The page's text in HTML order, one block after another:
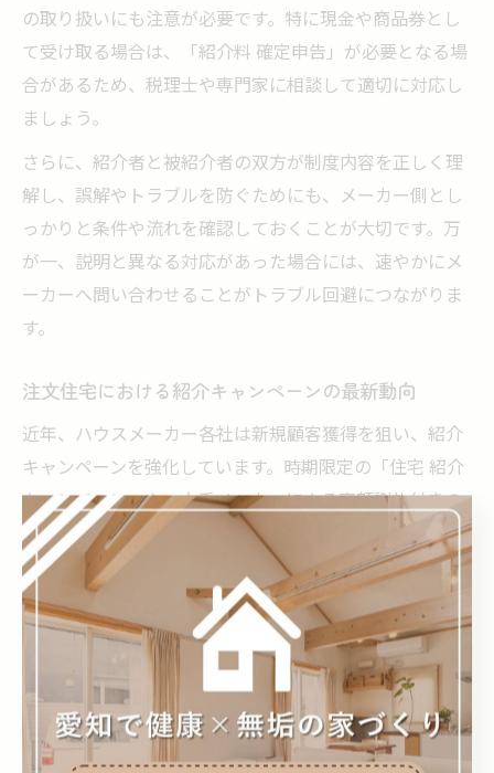
の取り扱いにも注意が必要です。特に現金や商品券とし
て受け取る場合は、「紹介料 確定申告」が必要となる場
合があるため、税理士や専門家に相談して適切に対応し
ましょう。
さらに、紹介者と被紹介者の双方が制度内容を正しく理
解し、誤解やトラブルを防ぐためにも、メーカー側とし
っかりと条件や流れを確認しておくことが大切です。万
が一、説明と異なる対応があった場合には、速やかにメ
ーカーへ問い合わせることがトラブル回避につながりま
す。
注文住宅における紹介キャンペーンの最新動向
近年、ハウスメーカー各社は新規顧客獲得を狙い、紹介
キャンペーンを強化しています。時期限定の「住宅 紹介
キャンペーン」や、大手メーカーによる高額謝礼付きの
キャンペーンが話題となっています。特に「大和ハウス
紹介割引」や「大和ハウス紹介料 いくら」といった具体
的なキャンペーン内容への関心が高まっています。
最新の傾向としては、紹介特典のバリエーションが増
え、建築費用の割引だけでなく、設備グレードアップや
インテリアオプション、さらには引っ越し費用サポート
など、実用性の高い特典が用意されるようになっていま